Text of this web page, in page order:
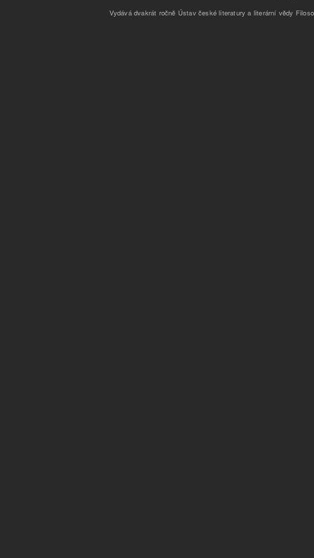
Vydává dvakrát ročně Ústav české literatury a literární vědy